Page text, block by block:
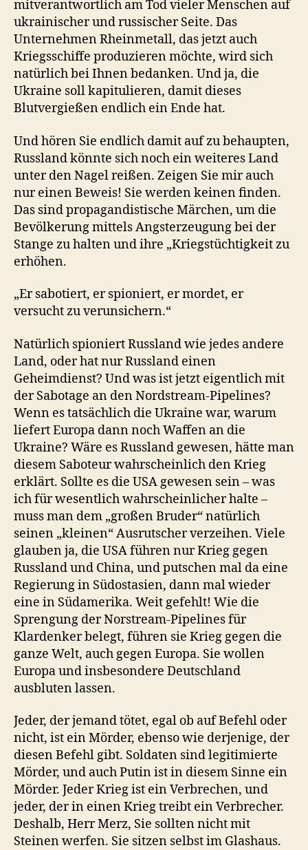
mitverantwortlich am Tod vieler Menschen auf
ukrainischer und russischer Seite. Das
Unternehmen Rheinmetall, das jetzt auch
Kriegsschiffe produzieren möchte, wird sich
natürlich bei Ihnen bedanken. Und ja, die
Ukraine soll kapitulieren, damit dieses
Blutvergießen endlich ein Ende hat.
Und hören Sie endlich damit auf zu behaupten,
Russland könnte sich noch ein weiteres Land
unter den Nagel reißen. Zeigen Sie mir auch
nur einen Beweis! Sie werden keinen finden.
Das sind propagandistische Märchen, um die
Bevölkerung mittels Angsterzeugung bei der
Stange zu halten und ihre „Kriegstüchtigkeit zu
erhöhen.
„Er sabotiert, er spioniert, er mordet, er
versucht zu verunsichern.“
Natürlich spioniert Russland wie jedes andere
Land, oder hat nur Russland einen
Geheimdienst? Und was ist jetzt eigentlich mit
der Sabotage an den Nordstream-Pipelines?
Wenn es tatsächlich die Ukraine war, warum
liefert Europa dann noch Waffen an die
Ukraine? Wäre es Russland gewesen, hätte man
diesem Saboteur wahrscheinlich den Krieg
erklärt. Sollte es die USA gewesen sein – was
ich für wesentlich wahrscheinlicher halte –
muss man dem „großen Bruder“ natürlich
seinen „kleinen“ Ausrutscher verzeihen. Viele
glauben ja, die USA führen nur Krieg gegen
Russland und China, und putschen mal da eine
Regierung in Südostasien, dann mal wieder
eine in Südamerika. Weit gefehlt! Wie die
Sprengung der Norstream-Pipelines für
Klardenker belegt, führen sie Krieg gegen die
ganze Welt, auch gegen Europa. Sie wollen
Europa und insbesondere Deutschland
ausbluten lassen.
Jeder, der jemand tötet, egal ob auf Befehl oder
nicht, ist ein Mörder, ebenso wie derjenige, der
diesen Befehl gibt. Soldaten sind legitimierte
Mörder, und auch Putin ist in diesem Sinne ein
Mörder. Jeder Krieg ist ein Verbrechen, und
jeder, der in einen Krieg treibt ein Verbrecher.
Deshalb, Herr Merz, Sie sollten nicht mit
Steinen werfen. Sie sitzen selbst im Glashaus.